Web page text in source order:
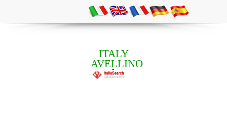
ITALY
AVELLINO